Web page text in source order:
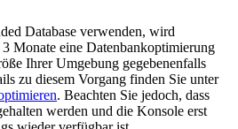
Database verwenden, wird
Monate eine Datenbankoptimierung
Ihrer Umgebung gegebenenfalls
zu diesem Vorgang finden Sie unter
. Beachten Sie jedoch, dass
werden und die Konsole erst